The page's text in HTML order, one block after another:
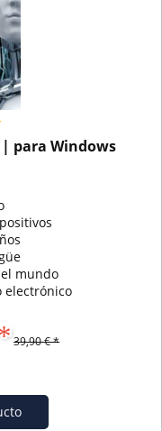
| para Windows
mundo
electrónico
39,90 € *